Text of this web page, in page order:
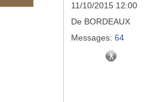
11/10/2015 12:00
De BORDEAUX
Messages: 64